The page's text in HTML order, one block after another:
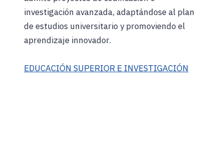
investigación avanzada, adaptándose al plan
de estudios universitario y promoviendo el
aprendizaje innovador.
EDUCACIÓN SUPERIOR E INVESTIGACIÓN